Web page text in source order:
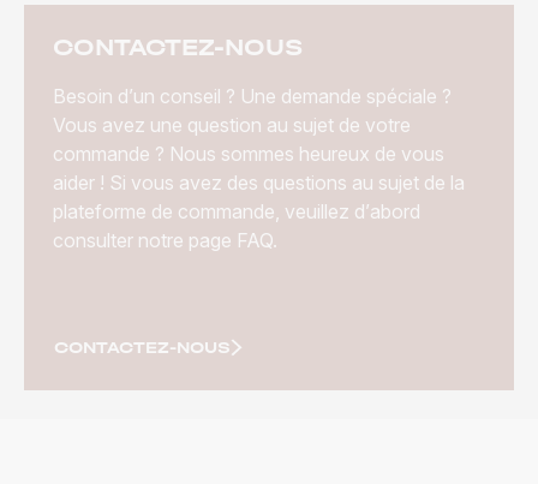
CONTACTEZ-NOUS
Besoin d’un conseil ? Une demande spéciale ?
Vous avez une question au sujet de votre
commande ? Nous sommes heureux de vous
aider ! Si vous avez des questions au sujet de la
plateforme de commande, veuillez d’abord
consulter notre page FAQ.
CONTACTEZ-NOUS